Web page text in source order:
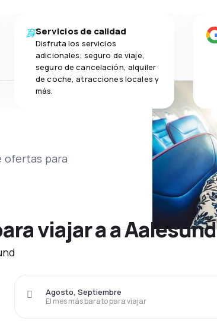
Servicios de calidad
Disfruta los servicios
adicionales: seguro de viaje,
seguro de cancelación, alquiler
de coche, atracciones locales y
más.
ofertas para
viajar a a Aalesund
El mes más barato para viajar
Agosto, Septiembre